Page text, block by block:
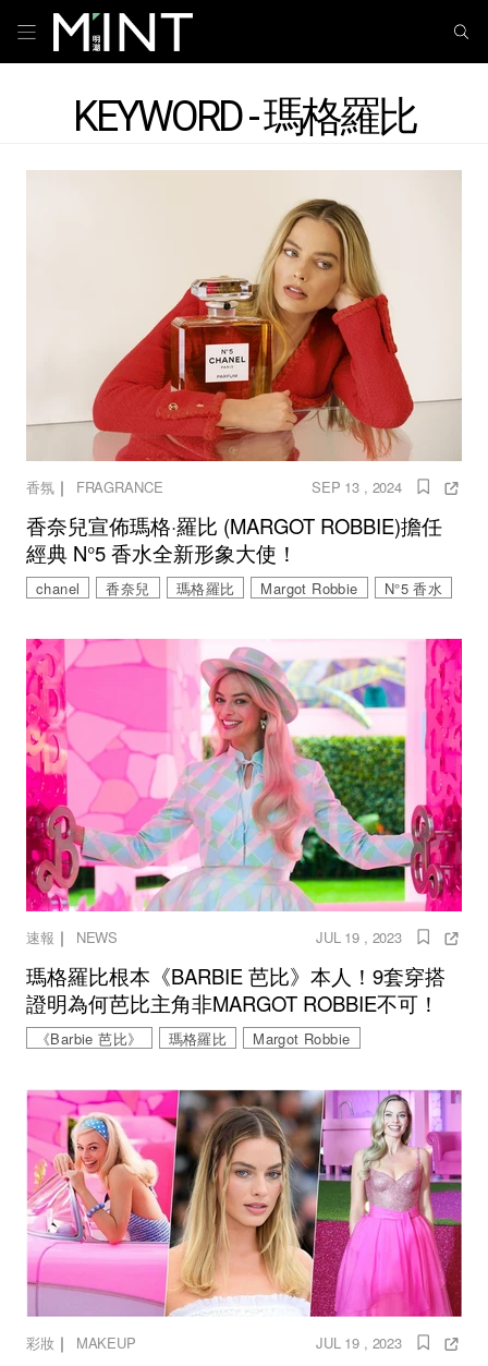
KEYWORD - 瑪格羅比
香氛｜ FRAGRANCE SEP 13 , 2024
香奈兒宣佈瑪格·羅比 (MARGOT ROBBIE)擔任
經典 N°5 香水全新形象大使！
chanel 香奈兒 瑪格羅比 Margot Robbie N°5 香水
速報 ｜ NEWS JUL 19 , 2023
瑪格羅比根本《BARBIE 芭比》本人！9套穿搭
證明為何芭比主角非MARGOT ROBBIE不可！
《Barbie 芭比》 瑪格羅比 Margot Robbie
彩妝｜ MAKEUP JUL 19 , 2023